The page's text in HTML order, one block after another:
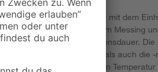
in deinem Badezimmer mit dem
Gefertigt aus langlebigem Messing
auch eine lange Lebensdauer. Die
die Wassertemperatur als auch die
Dank der voreinstellbaren